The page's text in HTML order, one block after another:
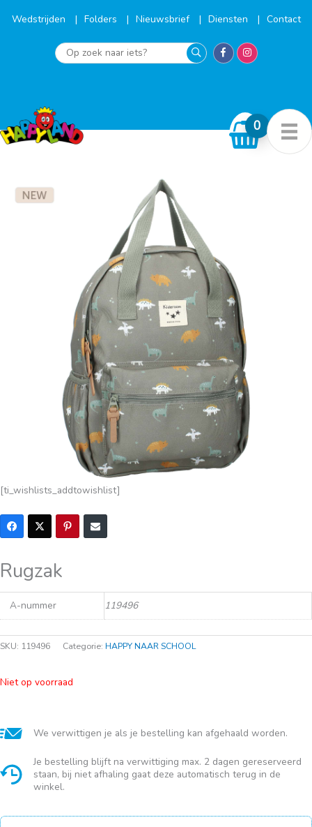
naarWedstrijden Folders Nieuwsbrief Diensten Contact
Op
[ti_wishlists_addtowishlist]
Rugzak
A-nummer 119496
SKU: 119496 Categorie: HAPPY NAAR SCHOOL
Niet op voorraad
We verwittigen je als je bestelling kan afgehaald worden.
Je bestelling blijft na verwittiging max. 2 dagen gereserveerd
staan, bij niet afhaling gaat deze automatisch terug in de
winkel.